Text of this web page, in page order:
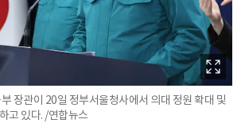
장관이 20일 정부서울청사에서 의대 정원 확대 및
고 있다. /연합뉴스